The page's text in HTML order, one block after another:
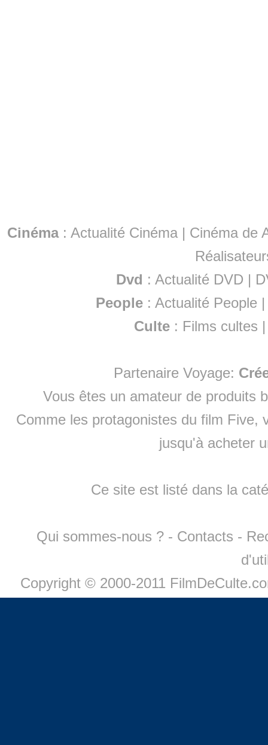
Cinéma: Actualité Cinéma | Cinéma de
Dvd : Actualité DVD |
People :Actualité People
Culte : Films cultes
Partenaire Voyage:
Vous êtes un amateur de produits
Comme les protagonistes du film Five,
jusqu'à acheter
Ce site est listé dans la
Qui sommes-nous ? - Contacts -
Copyright © 2000-2011